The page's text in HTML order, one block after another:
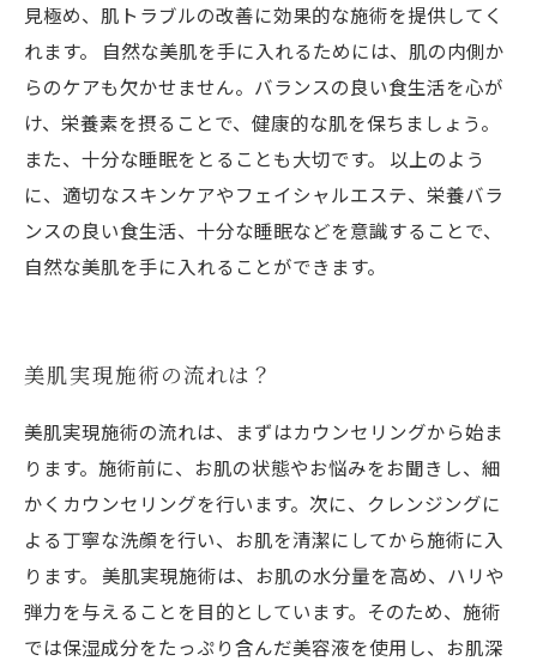
見極め、肌トラブルの改善に効果的な施術を提供してく
れます。 自然な美肌を手に入れるためには、肌の内側か
らのケアも欠かせません。バランスの良い食生活を心が
け、栄養素を摂ることで、健康的な肌を保ちましょう。
また、十分な睡眠をとることも大切です。 以上のよう
に、適切なスキンケアやフェイシャルエステ、栄養バラ
ンスの良い食生活、十分な睡眠などを意識することで、
自然な美肌を手に入れることができます。
美肌実現施術の流れは？
美肌実現施術の流れは、まずはカウンセリングから始ま
ります。施術前に、お肌の状態やお悩みをお聞きし、細
かくカウンセリングを行います。次に、クレンジングに
よる丁寧な洗顔を行い、お肌を清潔にしてから施術に入
ります。 美肌実現施術は、お肌の水分量を高め、ハリや
弾力を与えることを目的としています。そのため、施術
では保湿成分をたっぷり含んだ美容液を使用し、お肌深